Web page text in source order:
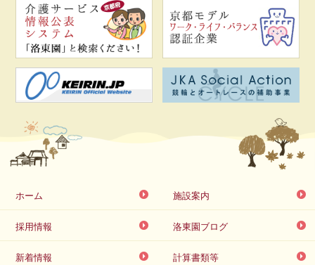
ホーム 施設案内
採用情報 洛東園ブログ
新着情報 計算書類等